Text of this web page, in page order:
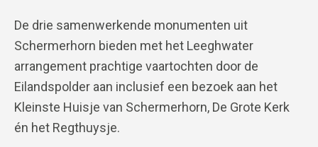
De drie samenwerkende monumenten uit
Schermerhorn bieden met het Leeghwater
arrangement prachtige vaartochten door de
Eilandspolder aan inclusief een bezoek aan het
Kleinste Huisje van Schermerhorn, De Grote Kerk
én het Regthuysje.